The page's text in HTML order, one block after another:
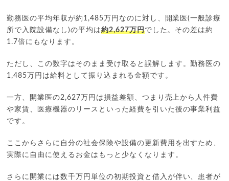
勤務医の平均年収が約1,485万円なのに対し、開業医(一般診療
所で入院設備なし)の平均は約2,627万円でした。その差は約
1.7倍にもなります。
ただし、この数字はそのまま受け取ると誤解します。勤務医の
1,485万円は給料として振り込まれる金額です。
一方、開業医の2,627万円は損益差額、つまり売上から人件費
や家賃、医療機器のリースといった経費を引いた後の事業利益
です。
ここからさらに自分の社会保険や設備の更新費用を出すため、
実際に自由に使えるお金はもっと少なくなります。
さらに開業には数千万円単位の初期投資と借入が伴い、患者が